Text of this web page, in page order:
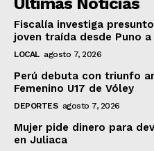
Fiscalía investiga
joven traída desde Puno a
LOCAL agosto 7, 2026
Perú debuta con triunfo
Femenino U17 de Vóley
DEPORTES agosto 7, 2026
Mujer pide dinero para
en Juliaca